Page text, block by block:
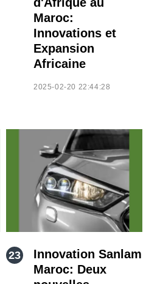
Maroc:
Innovations et
Expansion
Africaine
2025-02-20 22:44:28
Innovation Sanlam
Maroc: Deux